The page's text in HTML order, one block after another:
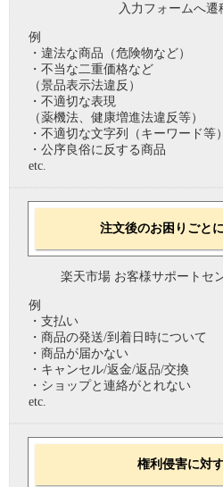
入力フォームへ遷
例
・違法な商品（危険物など）
・不当な二重価格など
（景品表示法違反）
・不適切な表現
（薬機法、健康増進法違反等）
・不適切な文字列（キーワード等）
・公序良俗に反する商品
etc.
注文後のお困りごと
楽天市場 お客様サポートセ
例
・支払い
・商品の発送/到着日時について
・商品が届かない
・キャンセル/返金/返品/交換
・ショップと連絡がとれない
etc.
権利侵害に対